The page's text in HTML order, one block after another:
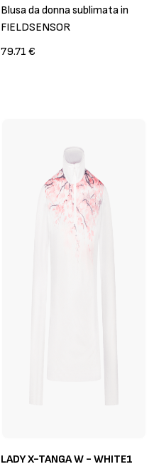
Blusa da donna sublimata in
FIELDSENSOR
79.71 €
LADY X-TANGA W - WHITE1